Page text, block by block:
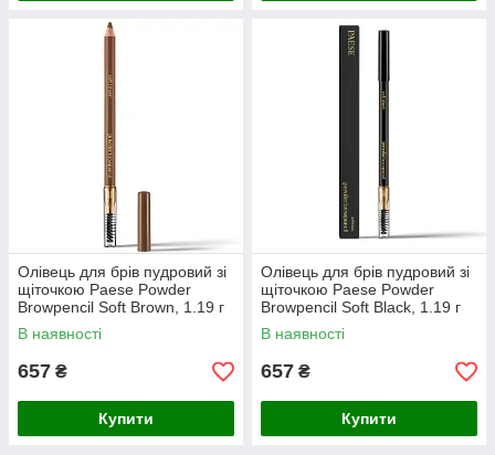
Олівець для брів пудровий зі
щіточкою Paese Powder
Browpencil Soft Brown, 1.19 г
В наявності
657 ₴
Купити
Олівець для брів пудровий зі
щіточкою Paese Powder
Browpencil Soft Black, 1.19 г
В наявності
657 ₴
Купити